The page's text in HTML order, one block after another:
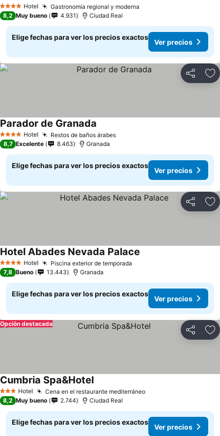
4 EstrellasHotel Gastronomía regional y moderna
8,2 Muy bueno 4.931 Ciudad Real
Elige fechas para ver los precios exactos
Ver precios
Compartir
4 EstrellasHotel Restos de baños árabes
Parador de Granada
8,7 Excelente 8.463 Granada
Elige fechas para ver los precios exactos
Ver precios
Compartir
4 EstrellasHotel Piscina exterior de temporada
Hotel Abades Nevada Palace
7,8 Bueno 13.443 Granada
Elige fechas para ver los precios exactos
Ver precios
Compartir
Opción destacada
3 Estrellas
Hotel Cena en el restaurante mediterráneo
Cumbria Spa&Hotel
8,2 Muy bueno 2.744 Ciudad Real
Elige fechas para ver los precios exactos
Ver precios